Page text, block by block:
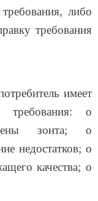
либо
требования
имеет
требования: о
зонта; о
недостатков; о
качества; о